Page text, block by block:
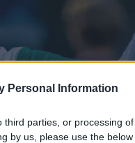
Personal Information
parties, or processing
by us, please use the